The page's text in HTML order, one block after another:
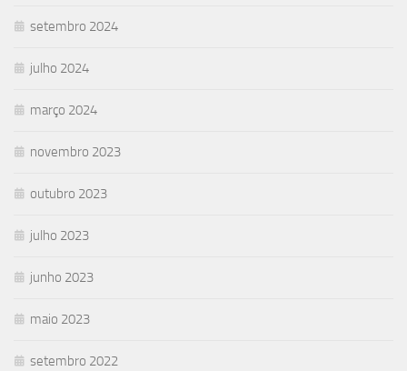
setembro 2024
julho 2024
março 2024
novembro 2023
outubro 2023
julho 2023
junho 2023
maio 2023
setembro 2022